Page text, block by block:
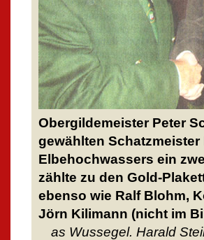
Obergildemeister Peter
gewählten
Elbehochwassers ein
zählte zu den Gold-
ebenso wie Ralf Blohm,
Jörn Kilimann (nicht im
as Wussegel. Harald